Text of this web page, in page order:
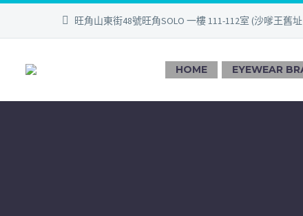
旺角山東街48號旺角SOLO 一樓 111-112室 (沙嗲王舊
HOME EYEWEAR